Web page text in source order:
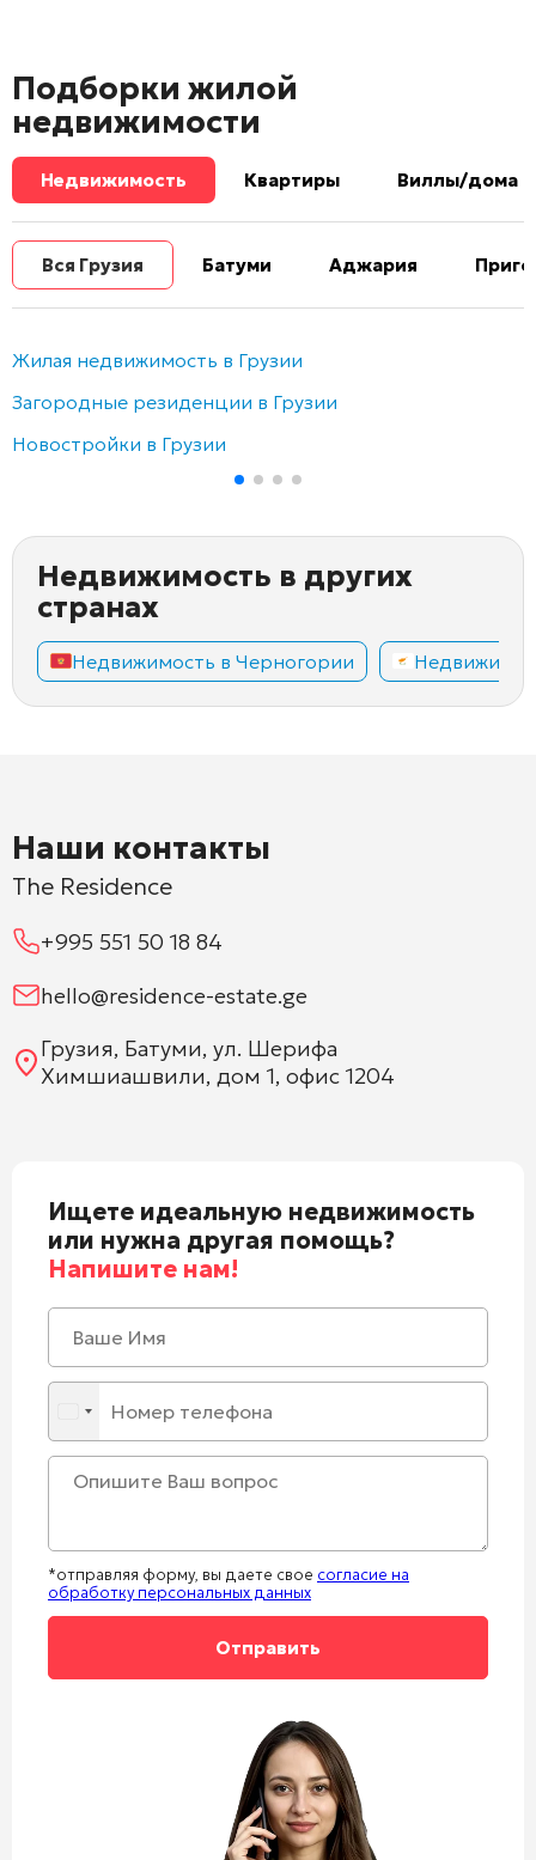
Подборки жилой
недвижимости
Недвижимость Квартиры Виллы/дома
Вся Грузия Батуми Аджария
Жилая недвижимость в Грузии
Загородные резиденции в Грузии
Новостройки в Грузии
Недвижимость в других
странах
Недвижимость в Черногории
Наши контакты
The Residence
+995 551 50 18 84
hello@residence-estate.ge
Грузия, Батуми, ул. Шерифа
Химшиашвили, дом 1, офис 1204
Ищете идеальную недвижимость
или нужна другая помощь?
Напишите нам!
*отправляя форму, вы даете свое согласие на
обработку персональных данных